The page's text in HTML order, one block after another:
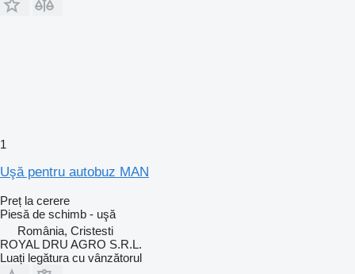
1
Uşă pentru autobuz MAN
Preț la cerere
Piesă de schimb - uşă
România, Cristesti
ROYAL DRU AGRO S.R.L.
Luați legătura cu vânzătorul